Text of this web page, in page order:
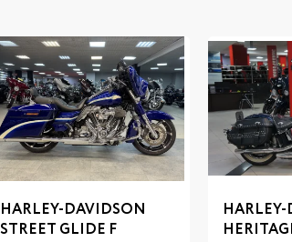
HARLEY-DAVIDSON
STREET GLIDE F